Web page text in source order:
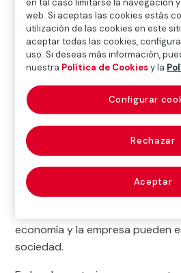
iniciativa, la respuesta de la
emprendedores sociales ha
impacto de los proyectos
que nos anima a seguir
A lo largo de las dos primeras
cómo aunando el
lastecnologías digitalesse
sencillas a problemas reales de
vulnerables. La gran respuesta
convocatorias, evidencia el
la innovación social y nos
economía y la empresa pueden
sociedad.
web. Si aceptas las cookies estás
utilización de las cookies en este
aceptar todas las cookies,
uso. Si deseas más información,
nuestra Política de Cookiesy la
Rechazar
Aceptar
Configurar